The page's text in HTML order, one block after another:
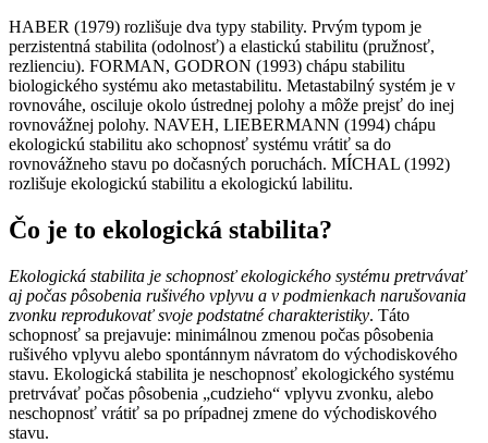
HABER (1979) rozlišuje dva typy stability. Prvým typom je
perzistentná stabilita (odolnosť) a elastickú stabilitu (pružnosť,
rezlienciu). FORMAN, GODRON (1993) chápu stabilitu
biologického systému ako metastabilitu. Metastabilný systém je v
rovnováhe, osciluje okolo ústrednej polohy a môže prejsť do inej
rovnovážnej polohy. NAVEH, LIEBERMANN (1994) chápu
ekologickú stabilitu ako schopnosť systému vrátiť sa do
rovnovážneho stavu po dočasných poruchách. MÍCHAL (1992)
rozlišuje ekologickú stabilitu a ekologickú labilitu.
Čo je to ekologická stabilita?
Ekologická stabilita je schopnosť ekologického systému pretrvávať
aj počas pôsobenia rušivého vplyvu a v podmienkach narušovania
zvonku reprodukovať svoje podstatné charakteristiky. Táto
schopnosť sa prejavuje: minimálnou zmenou počas pôsobenia
rušivého vplyvu alebo spontánnym návratom do východiskového
stavu. Ekologická stabilita je neschopnosť ekologického systému
pretrvávať počas pôsobenia „cudzieho“ vplyvu zvonku, alebo
neschopnosť vrátiť sa po prípadnej zmene do východiskového
stavu.